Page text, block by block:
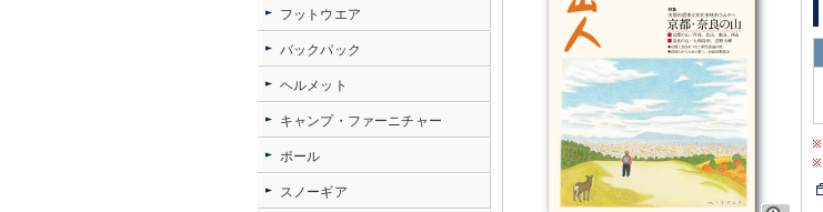
フットウエア
バックパック
ヘルメット
キャンプ・ファーニチャー
ポール
スノーギア